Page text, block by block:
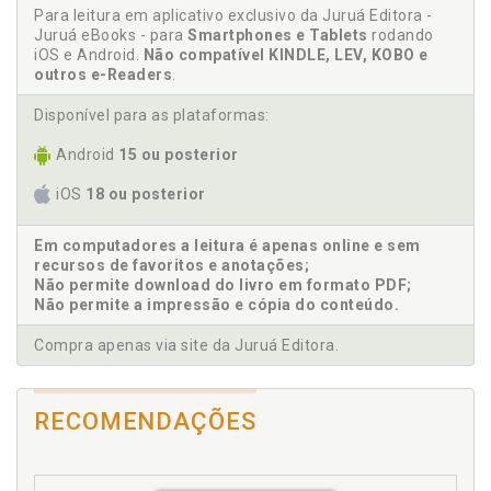
Resolução de confli-tos normativos na dimensão do
peso. Lei da colisão. Prescrição de univer-salização
do resultado da lei da colisão, p. 64
Constitucional. Configuração infraconstitucional.
Restrições. Teorias e estratégias de abordagem das
Controle de constitucionalidade. Especialização e
localização do controle judicial da ponderação
lidade de normas ordinárias. Modelo bifásico de
controle de constitucio-nalidade. Espaços
estruturais e epistêmicos da margem de
conformação do legislador ordinário, p. 157
Controle judicial da ponderação legislativa em
normas restritivas aos direitos fundamentais, p. 157
Tecnologias. Leis (material e epistêmica) de
sopesamento. Fórmula da pesagem. Supressão de
casos de impasse na relação de precedência.
Para leitura em aplicativo exclusivo da Juruá Editora -
Juruá eBooks - para Smartphones e Tablets rodando
iOS e Android. Não compatível KINDLE, LEV, KOBO e
outros e-Readers.
Disponível para as plataformas:
Android 15 ou posterior
iOS 18 ou posterior
Em computadores a leitura é apenas online e sem
recursos de favoritos e anotações;
Não permite download do livro em formato PDF;
Não permite a impressão e cópia do conteúdo.
Compra apenas via site da Juruá Editora.
RECOMENDAÇÕES